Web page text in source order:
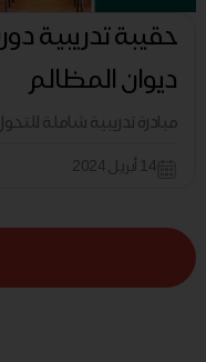
حقيبة تدريبية
ديوان المظالم
مبادرة تدريبية شاملة
14 أبريل 2024